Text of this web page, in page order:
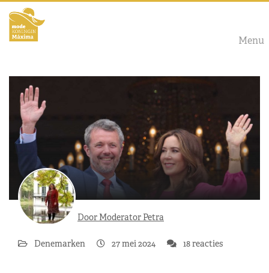
Menu
Door Moderator Petra
Denemarken 27 mei 2024 18 reacties